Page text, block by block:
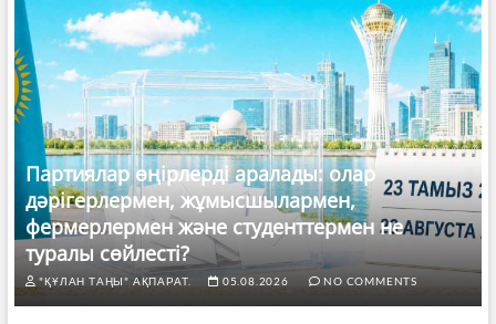
Партиялар өңірлерді аралады: олар
дәрігерлермен, жұмысшылармен,
фермерлермен және студенттермен не
туралы сөйлесті?
"ҚҰЛАН ТАҢЫ" АҚПАРАТ. 05.08.2026 NO COMMENTS